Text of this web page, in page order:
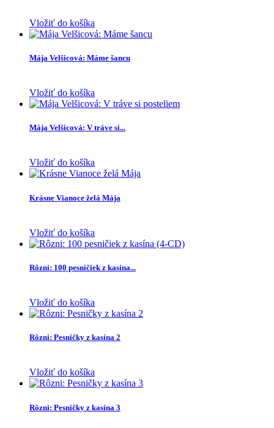
Vložiť do košíka
Mája Velšicová: Máme šancu
Vložiť do košíka
Mája Velšicová: V tráve si...
Vložiť do košíka
Krásne Vianoce želá Mája
Vložiť do košíka
Rôzni: 100 pesničiek z kasína...
Vložiť do košíka
Rôzni: Pesničky z kasína 2
Vložiť do košíka
Rôzni: Pesničky z kasína 3